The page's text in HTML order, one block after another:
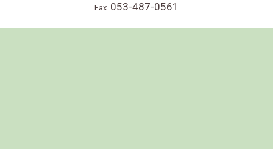
Fax. 053-487-0561